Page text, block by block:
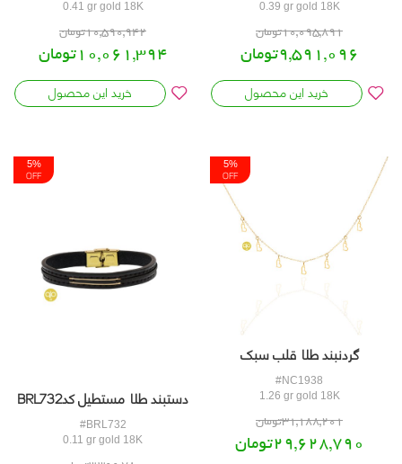
0.39 gr gold 18K
10,095,891تومان
9,591,096تومان
خرید این محصول
0.41 gr gold 18K
10,590,942تومان
10,061,394تومان
خرید این محصول
5%
گردنبند طلا قلب سبک
کدNC1938
#NC1938
1.26 gr gold 18K
31,188,201تومان
29,628,790تومان
5% دستبند طلا مستطیل کدBRL732
#BRL732
0.11 gr gold 18K